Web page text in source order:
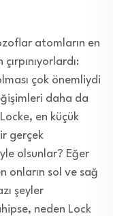
atomların en
çok önemliydi
daha da
en küçük
gerçek
olsunlar? Eğer
onların sol ve sağ
şeyler
neden Lock